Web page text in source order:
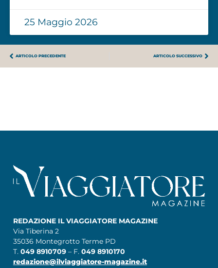
25 Maggio 2026
ARTICOLO PRECEDENTE ARTICOLO SUCCESSIVO
REDAZIONE IL VIAGGIATORE MAGAZINE
Via Tiberina 2
35036 Montegrotto Terme PD
T. 049 8910709 – F. 049 8910170
redazione@ilviaggiatore-magazine.it